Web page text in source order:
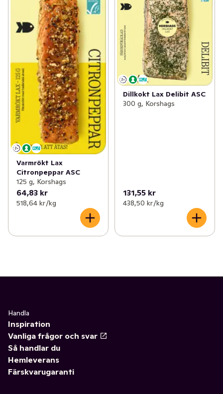
Varmrökt Lax
Citronpeppar ASC
125 g, Korshags
64,83 kr
518,64 kr /kg
Dillkokt Lax Delibit ASC
300 g, Korshags
131,55 kr
438,50 kr /kg
Handla
Inspiration
Vanliga frågor och svar
Så handlar du
Hemleverans
Färskvarugaranti